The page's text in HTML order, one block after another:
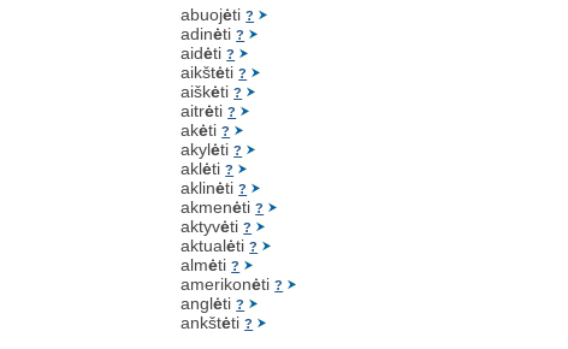
abuojėti?
adinėti?
aidėti?
aikštėti?
aiškėti?
aitrėti?
akėti?
akylėti?
aklėti?
aklinėti?
akmenėti?
aktyvėti?
aktualėti?
almėti?
amerikonėti?
anglėti?
ankštėti?